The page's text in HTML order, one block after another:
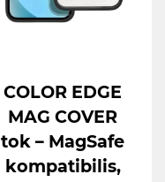
COLOR EDGE
MAG COVER
tok – MagSafe
kompatibilis,